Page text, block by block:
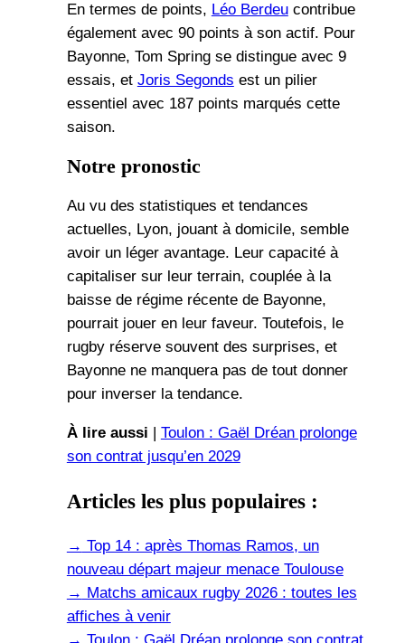
En termes de points, Léo Berdeucontribue
également avec 90 points à son actif. Pour
Bayonne, Tom Spring se distingue avec 9
essais, et Joris Segonds est un pilier
essentiel avec 187 points marqués cette
saison.
Notre pronostic
Au vu des statistiques et tendances
actuelles, Lyon, jouant à domicile, semble
avoir un léger avantage. Leur capacité à
capitaliser sur leur terrain, couplée à la
baisse de régime récente de Bayonne,
pourrait jouer en leur faveur. Toutefois, le
rugby réserve souvent des surprises, et
Bayonne ne manquera pas de tout donner
pour inverser la tendance.
À lire aussi | Toulon : Gaël Dréan prolonge
son contrat jusqu’en 2029
Articles les plus populaires :
→ Top 14 : après Thomas Ramos, un
nouveau départ majeur menace Toulouse
→ Matchs amicaux rugby 2026 : toutes les
affiches à venir